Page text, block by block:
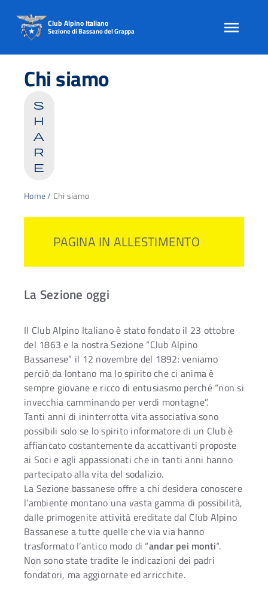
content
Club Alpino Italiano
Sezione di Bassano del Grappa
Chi siamo
s
h
a
r
e
Home/ Chi siamo
PAGINA IN ALLESTIMENTO
La Sezione oggi
Il Club Alpino Italiano è stato fondato il 23 ottobre
del 1863 e la nostra Sezione “Club Alpino
Bassanese” il 12 novembre del 1892: veniamo
perciò da lontano ma lo spirito che ci anima è
sempre giovane e ricco di entusiasmo perché “non si
invecchia camminando per verdi montagne”.
Tanti anni di ininterrotta vita associativa sono
possibili solo se lo spirito informatore di un Club è
affiancato costantemente da accattivanti proposte
ai Soci e agli appassionati che in tanti anni hanno
partecipato alla vita del sodalizio.
La Sezione bassanese offre a chi desidera conoscere
l’ambiente montano una vasta gamma di possibilità,
dalle primogenite attività ereditate dal Club Alpino
Bassanese a tutte quelle che via via hanno
trasformato I’antico modo di “andar pei monti“.
Non sono state tradite le indicazioni dei padri
fondatori, ma aggiornate ed arricchite.